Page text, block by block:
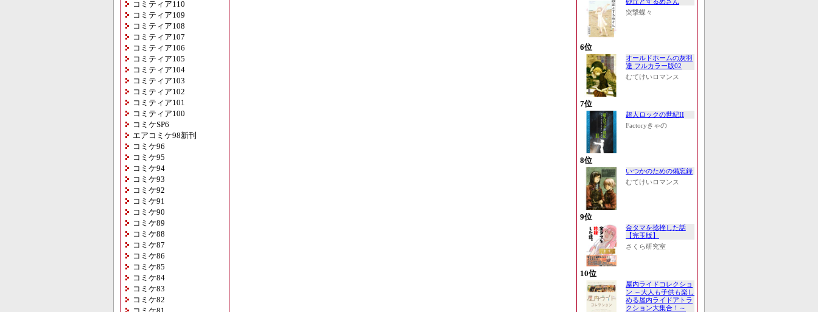
コミティア110
コミティア109
コミティア108
コミティア107
コミティア106
コミティア105
コミティア104
コミティア103
コミティア102
コミティア101
コミティア100
コミケSP6
エアコミケ98新刊
コミケ96
コミケ95
コミケ94
コミケ93
コミケ92
コミケ91
コミケ90
コミケ89
コミケ88
コミケ87
コミケ86
コミケ85
コミケ84
コミケ83
コミケ82
砂丘とするめさん
突撃蝶々
6位
オールドホームの灰羽
達 フルカラー版02
むてけいロマンス
7位
超人ロックの世紀II
Factoryきゃの
8位
いつかのための備忘録
むてけいロマンス
9位
金タマを捻挫した話
【完玉版】
さくら研究室
10位
屋内ライドコレクショ
ン ～大人も子供も楽し
める屋内ライドアトラ
クション大集合！～